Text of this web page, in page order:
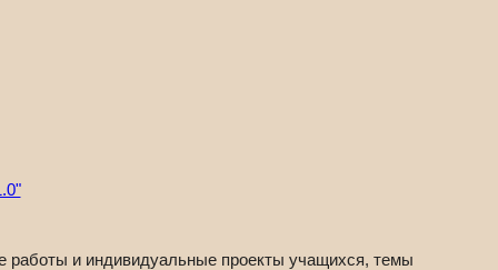
работы и индивидуальные проекты учащихся, темы